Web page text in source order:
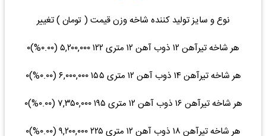
نوع و سایز تولید کننده شاخه وزن قیمت ( تومان ) تغییر
هر شاخه تیرآهن ۱۲ ذوب آهن ۱۲ متری ۱۲۲ ۵,۲۰۰,۰۰۰ (۰.۰۰%)۰
هر شاخه تیرآهن ۱۴ ذوب آهن ۱۲ متری ۱۵۵ ۶,۰۰۰,۰۰۰ (۰.۰۰%)۰
هر شاخه تیرآهن ۱۶ ذوب آهن ۱۲ متری ۱۹۵ ۷,۳۵۰,۰۰۰ (۰.۰۰%)۰
هر شاخه تیرآهن ۱۸ ذوب آهن ۱۲ متری ۲۲۵ ۹,۲۰۰,۰۰۰ (۰.۰۰%)۰